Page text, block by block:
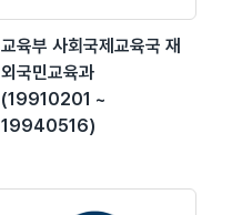
교육부 사회국제교육국 재
외국민교육과
(19910201 ~
19940516)